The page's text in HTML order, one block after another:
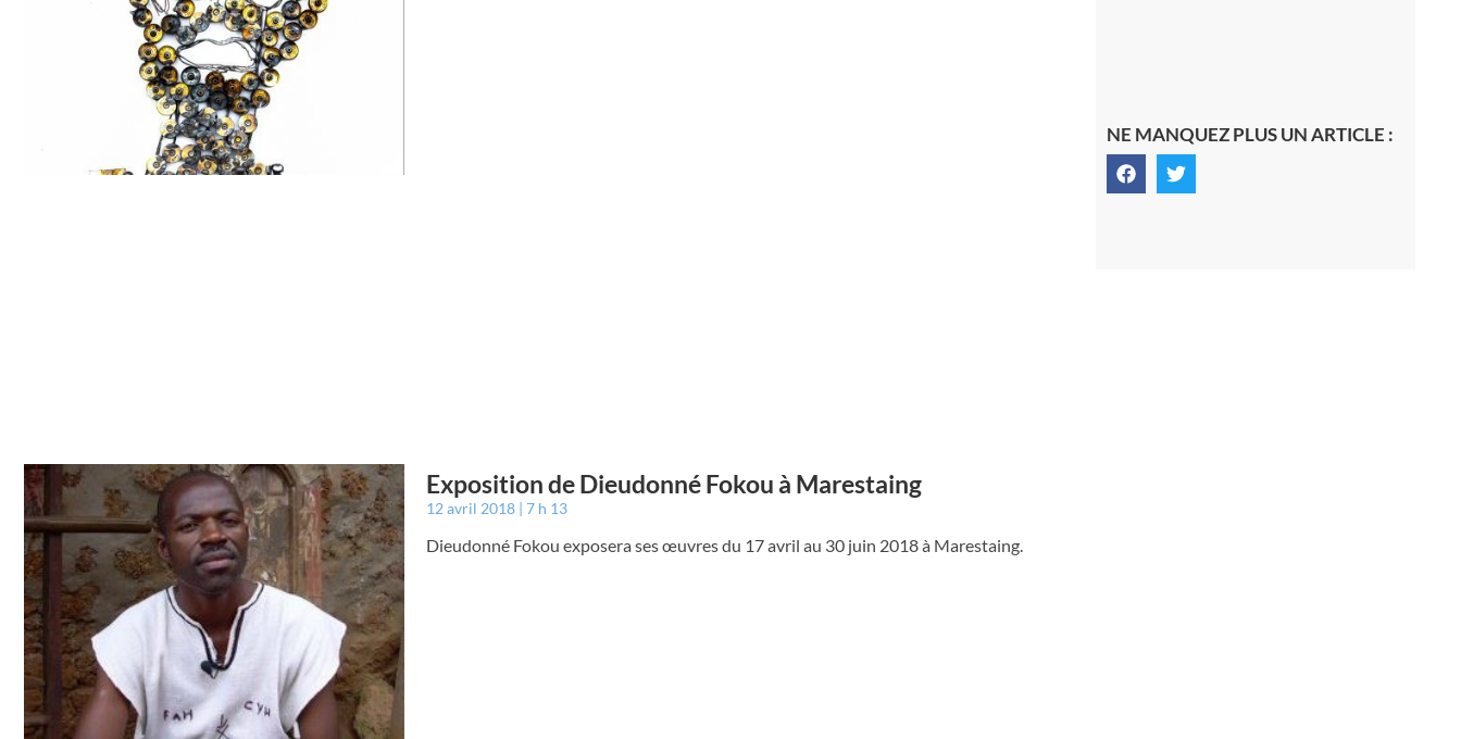
Exposition de Dieudonné Fokou à Marestaing
12 avril 2018 7 h 13
Dieudonné Fokou exposera ses œuvres du 17 avril au 30 juin 2018 à Marestaing.
NE MANQUEZ PLUS UN ARTICLE :